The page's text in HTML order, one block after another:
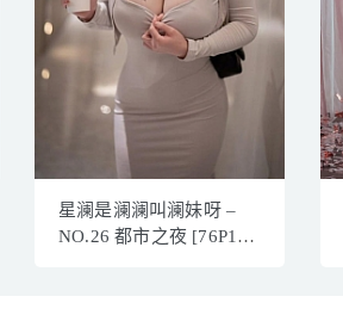
星澜是澜澜叫澜妹呀 –
NO.26 都市之夜 [76P1V-